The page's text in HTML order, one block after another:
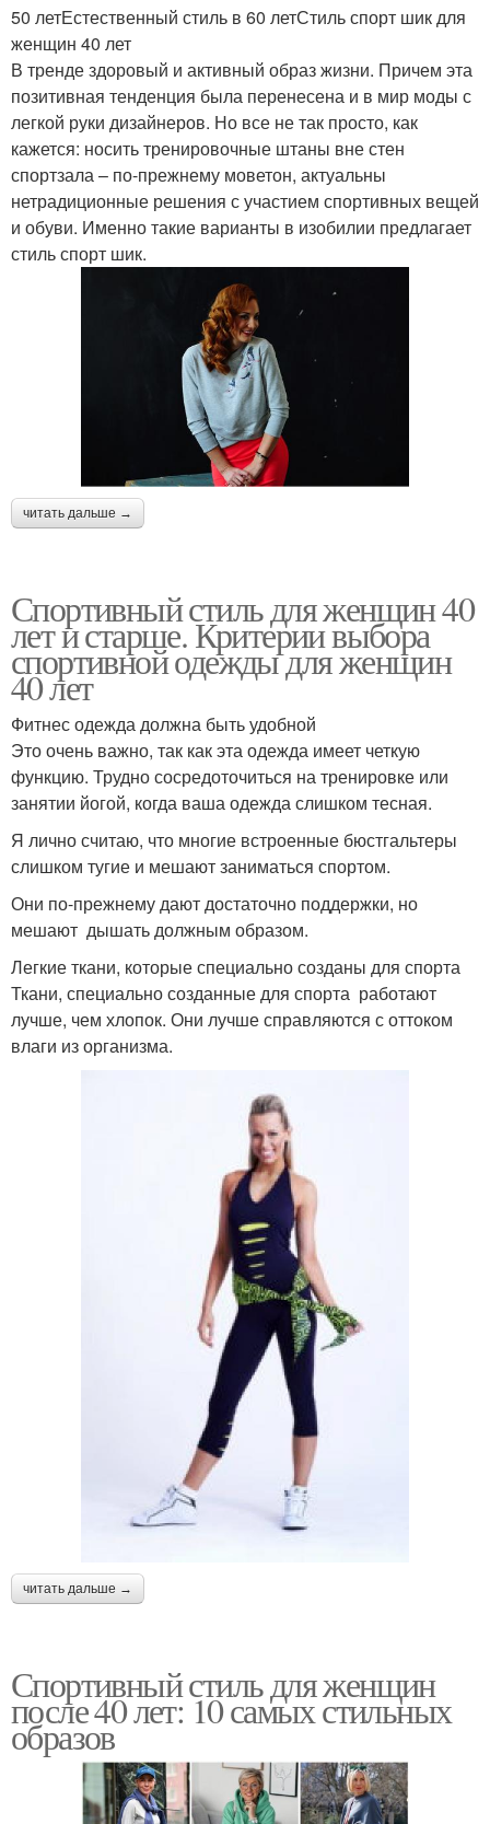
50 летЕстественный стиль в 60 летСтиль спорт шик для
женщин 40 лет
В тренде здоровый и активный образ жизни. Причем эта
позитивная тенденция была перенесена и в мир моды с
легкой руки дизайнеров. Но все не так просто, как
кажется: носить тренировочные штаны вне стен
спортзала – по-прежнему моветон, актуальны
нетрадиционные решения с участием спортивных вещей
и обуви. Именно такие варианты в изобилии предлагает
стиль спорт шик.
читать дальше →
Спортивный стиль для женщин 40
лет и старше. Критерии выбора
спортивной одежды для женщин
40 лет
Фитнес одежда должна быть удобной
Это очень важно, так как эта одежда имеет четкую
функцию. Трудно сосредоточиться на тренировке или
занятии йогой, когда ваша одежда слишком тесная.
Я лично считаю, что многие встроенные бюстгальтеры
слишком тугие и мешают заниматься спортом.
Они по-прежнему дают достаточно поддержки, но
мешают дышать должным образом.
Легкие ткани, которые специально созданы для спорта
Ткани, специально созданные для спорта работают
лучше, чем хлопок. Они лучше справляются с оттоком
влаги из организма.
читать дальше →
Спортивный стиль для женщин
после 40 лет: 10 самых стильных
образов